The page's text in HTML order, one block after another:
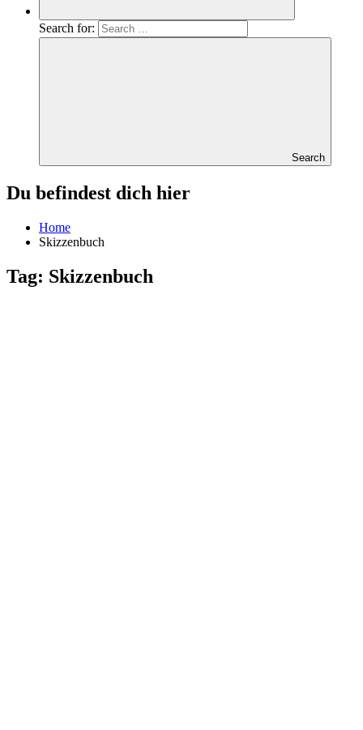
Search for:
Search
Du befindest dich hier
Home
Skizzenbuch
Tag: Skizzenbuch